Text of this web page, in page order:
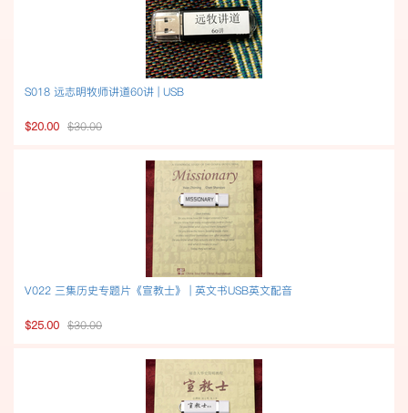
S018 远志明牧师讲道60讲 | USB
$20.00 $30.00
V022 三集历史专题片《宣教士》 | 英文书USB英文配音
$25.00 $30.00